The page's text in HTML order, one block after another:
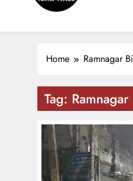
ISMA
Home Ramnagar
Tag: